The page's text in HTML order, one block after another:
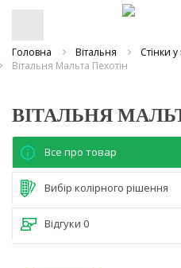
Головна Вітальня
Стінки
Вітальня Мальта Пехотін
ВІТАЛЬНЯ
Все про товар
Вибір колірного рішення
Відгуки 0